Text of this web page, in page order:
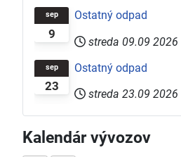
9
sep
Ostatný odpad
streda 09.09 2026
23
sep
Ostatný odpad
streda 23.09 2026
Kalendár vývozov